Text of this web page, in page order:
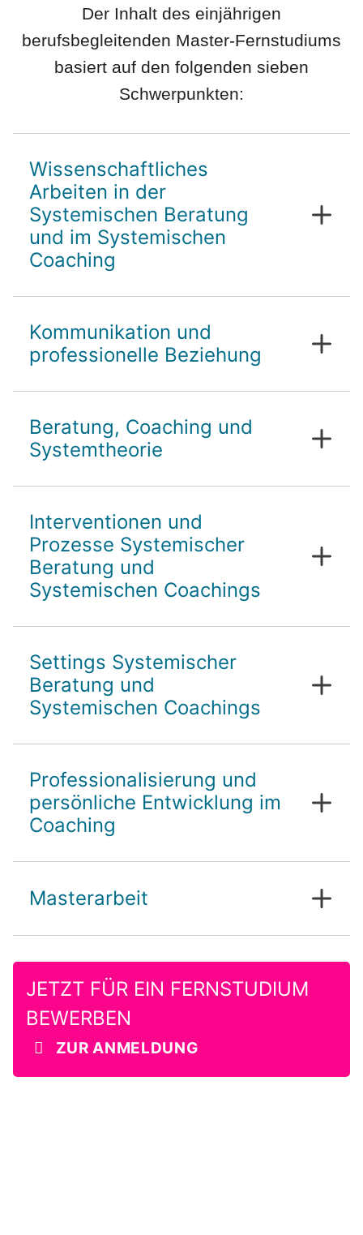
Der Inhalt des einjährigen
berufsbegleitenden Master-Fernstudiums
basiert auf den folgenden sieben
Schwerpunkten:
Wissenschaftliches
Arbeiten in der
Systemischen Beratung
und im Systemischen
Coaching
Systemischen Beratung und im
Systemischen Coaching
Beratung und das systemische
Coaching
Kommunikation und
professionelle Beziehung
Aufbau der professionellen Beziehung
Beratung, Coaching und
Systemtheorie
Systemtheorie
Interventionen und
Prozesse Systemischer
Beratung und
Systemischen Coachings
und Systemischen Coachings
Prozesse Systemischer Beratung und
Systemischen Coachings
Settings Systemischer
Beratung und
Systemischen Coachings
Systemischen Beratung und des
Systemischen Coachings
Rechtliche, ethische und
organisationale Rahmenbedingungen
Professionalisierung und
persönliche Entwicklung im
Coaching
lebenslanges Lernen
Selbstfürsorge
Masterarbeit
JETZT FÜR EIN FERNSTUDIUM
BEWERBEN
ZUR ANMELDUNG